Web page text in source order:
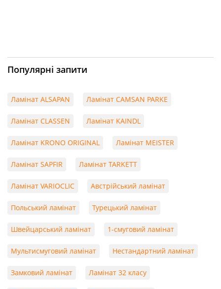
Популярні запити
Ламінат ALSAPAN Ламінат CAMSAN PARKE
Ламінат CLASSEN Ламінат KAINDL
Ламінат KRONO ORIGINAL Ламінат MEISTER
Ламінат SAPFIR Ламінат TARKETT
Ламінат VARIOCLIC Австрійський ламінат
Польський ламінат Турецький ламінат
Швейцарський ламінат 1-смуговий ламінат
Мультисмуговий ламінат Нестандартний ламінат
Замковий ламінат Ламінат 32 класу